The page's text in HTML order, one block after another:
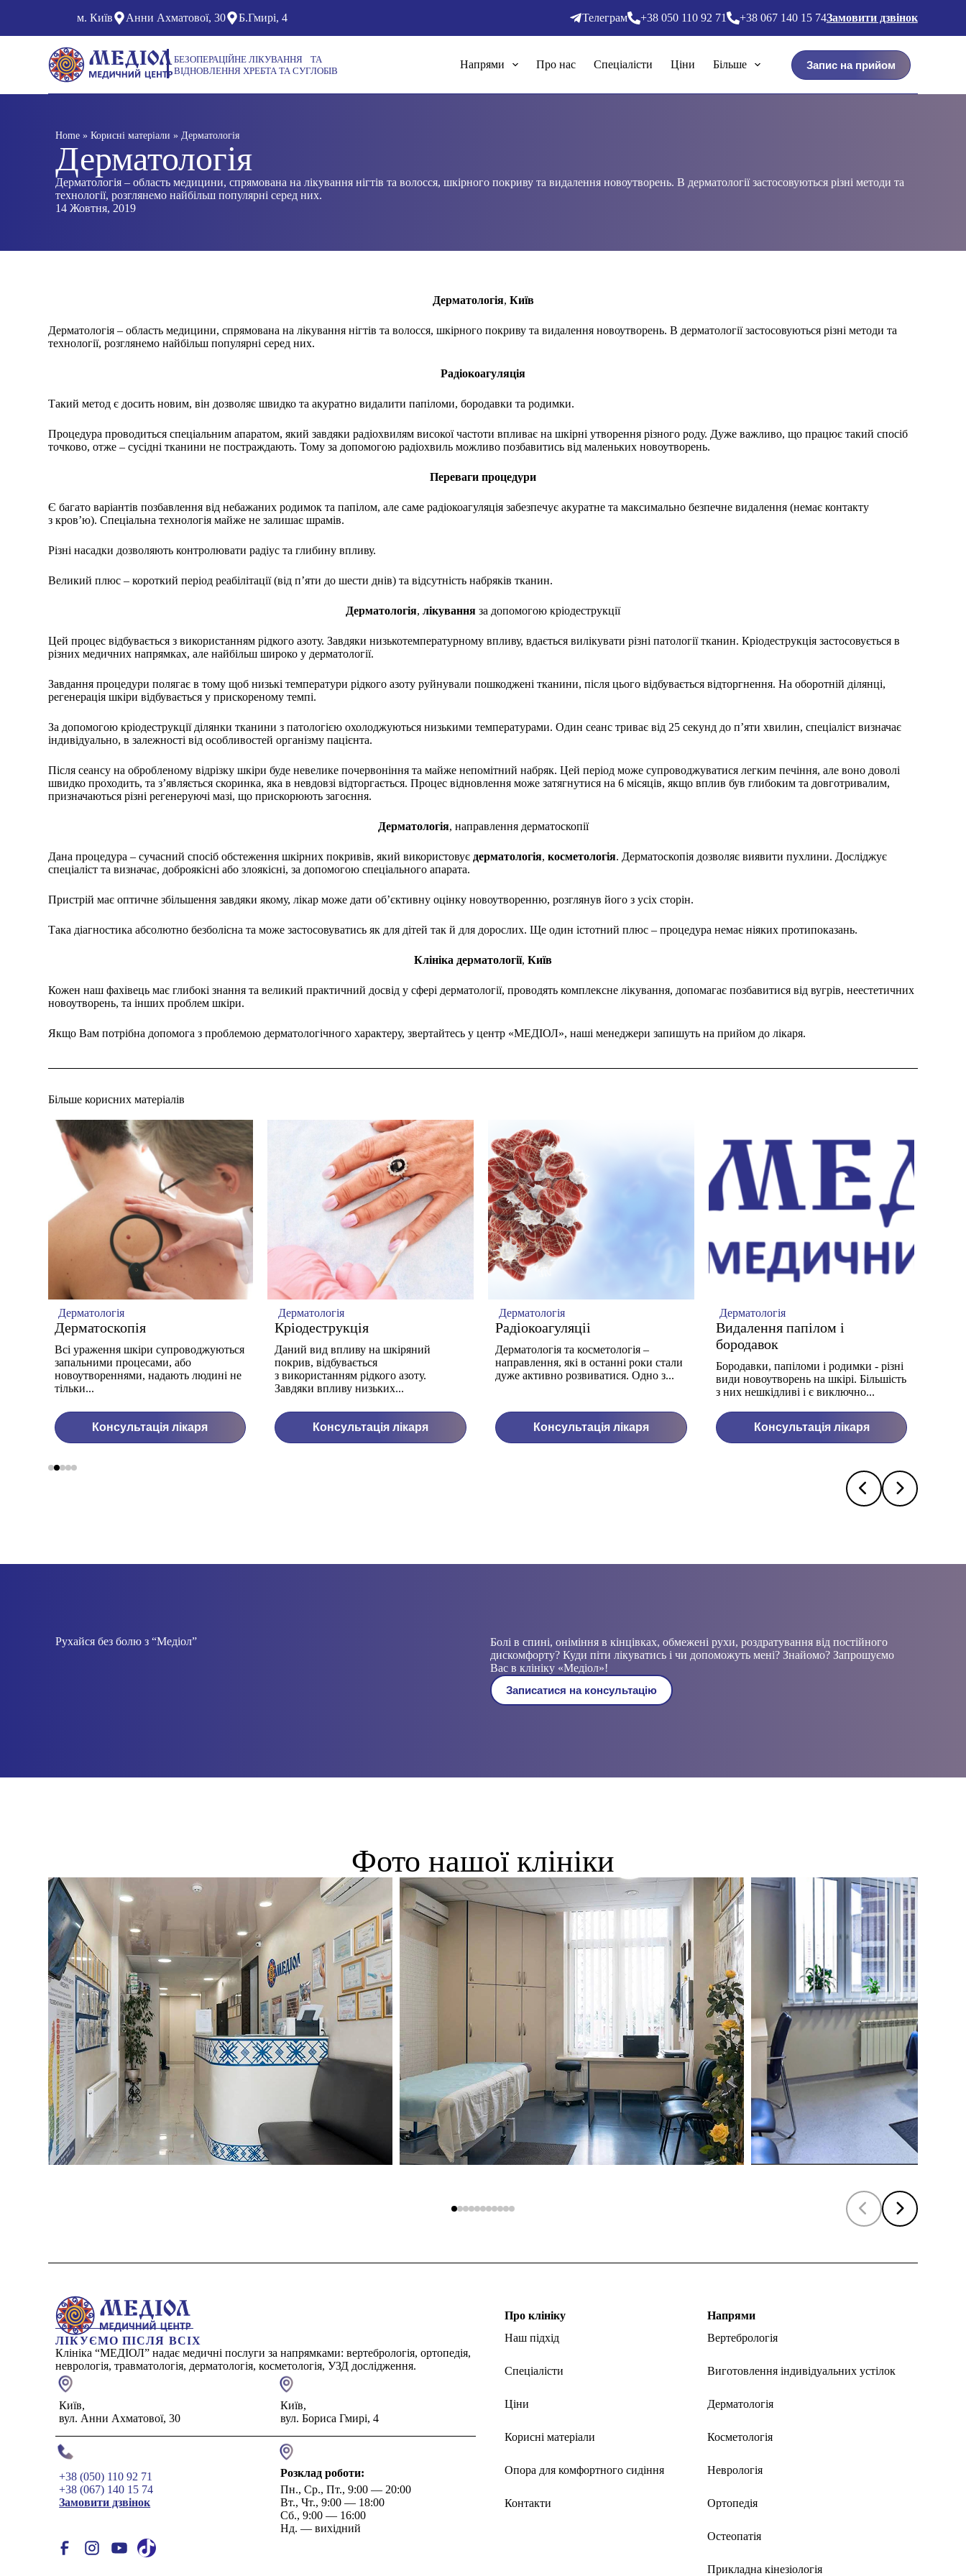
р
м. Київ Анни Ахматової, 30 Б.Гмирі, 4 Телеграм +38 050 110 92 71 +38 067 140 15 74Замовити дзвінок
БЕЗОПЕРАЦІЙНЕ ЛІКУВАННЯ ТА
ВІДНОВЛЕННЯ ХРЕБТА ТА СУГЛОБІВ
Напрями Про нас Спеціалісти Ціни Більше Запис на прийом
Home »Корисні матеріали »Дерматологія
Дерматологія
Дерматологія – область медицини, спрямована на лікування нігтів та волосся, шкірного покриву та видалення новоутворень. В дерматології застосовуються різні методи та
технології, розглянемо найбільш популярні серед них.
14 Жовтня, 2019
Дерматологія, Київ
Дерматологія – область медицини, спрямована на лікування нігтів та волосся, шкірного покриву та видалення новоутворень. В дерматології застосовуються різні методи та
технології, розглянемо найбільш популярні серед них.
Радіокоагуляція
Такий метод є досить новим, він дозволяє швидко та акуратно видалити папіломи, бородавки та родимки.
Процедура проводиться спеціальним апаратом, який завдяки радіохвилям високої частоти впливає на шкірні утворення різного роду. Дуже важливо, що працює такий спосіб
точково, отже – сусідні тканини не постраждають. Тому за допомогою радіохвиль можливо позбавитись від маленьких новоутворень.
Переваги процедури
Є багато варіантів позбавлення від небажаних родимок та папілом, але саме радіокоагуляція забезпечує акуратне та максимально безпечне видалення (немає контакту
з кров’ю). Спеціальна технологія майже не залишає шрамів.
Різні насадки дозволяють контролювати радіус та глибину впливу.
Великий плюс – короткий період реабілітації (від п’яти до шести днів) та відсутність набряків тканин.
Дерматологія, лікування за допомогою кріодеструкції
Цей процес відбувається з використанням рідкого азоту. Завдяки низькотемпературному впливу, вдається вилікувати різні патології тканин. Кріодеструкція застосовується в
різних медичних напрямках, але найбільш широко у дерматології.
Завдання процедури полягає в тому щоб низькі температури рідкого азоту руйнували пошкоджені тканини, після цього відбувається відторгнення. На оборотній ділянці,
регенерація шкіри відбувається у прискореному темпі.
За допомогою кріодеструкції ділянки тканини з патологією охолоджуються низькими температурами. Один сеанс триває від 25 секунд до п’яти хвилин, спеціаліст визначає
індивідуально, в залежності від особливостей організму пацієнта.
Після сеансу на обробленому відрізку шкіри буде невелике почервоніння та майже непомітний набряк. Цей період може супроводжуватися легким печіння, але воно доволі
швидко проходить, та з’являється скоринка, яка в невдовзі відторгається. Процес відновлення може затягнутися на 6 місяців, якщо вплив був глибоким та довготривалим,
призначаються різні регенеруючі мазі, що прискорюють загоєння.
Дерматологія, направлення дерматоскопії
Дана процедура – сучасний спосіб обстеження шкірних покривів, який використовує дерматологія,косметологія. Дерматоскопія дозволяє виявити пухлини. Досліджує
спеціаліст та визначає, доброякісні або злоякісні, за допомогою спеціального апарата.
Пристрій має оптичне збільшення завдяки якому, лікар може дати об’єктивну оцінку новоутворенню, розглянув його з усіх сторін.
Така діагностика абсолютно безболісна та може застосовуватись як для дітей так й для дорослих. Ще один істотний плюс – процедура немає ніяких протипоказань.
Клініка дерматології, Київ
Кожен наш фахівець має глибокі знання та великий практичний досвід у сфері дерматології, проводять комплексне лікування, допомагає позбавитися від вугрів, неестетичних
новоутворень, та інших проблем шкіри.
Якщо Вам потрібна допомога з проблемою дерматологічного характеру, звертайтесь у центр «МЕДІОЛ», наші менеджери запишуть на прийом до лікаря.
Більше корисних матеріалів
Дерматологія
Дерматоскопія
Всі ураження шкіри супроводжуються
запальними процесами, або
новоутвореннями, надають людині не
тільки...
Консультація лікаря
Дерматологія
Кріодеструкція
Даний вид впливу на шкіряний
покрив, відбувається
з використанням рідкого азоту.
Завдяки впливу низьких...
Консультація лікаря
Дерматологія
Радіокоагуляціі
Дерматологія та косметологія –
направлення, які в останні роки стали
дуже активно розвиватися. Одно з...
Консультація лікаря
Дерматологія
Видалення папілом і
бородавок
Бородавки, папіломи і родимки - різні
види новоутворень на шкірі. Більшість
з них нешкідливі і є виключно...
Консультація лікаря
Рухайся без болю з “Медіол”
Болі в спині, оніміння в кінцівках, обмежені рухи, роздратування від постійного
дискомфорту? Куди піти лікуватись і чи допоможуть мені? Знайомо? Запрошуємо
Вас в клініку «Медіол»!
Записатися на консультацію
Фото нашої клініки
ЛІКУЄМО ПІСЛЯ ВСІХ
Клініка “МЕДІОЛ” надає медичні послуги за напрямками: вертебрологія, ортопедія,
неврологія, травматологія, дерматологія, косметологія, УЗД дослідження.
Київ,
вул. Анни Ахматової, 30
Київ,
вул. Бориса Гмирі, 4
+38 (050) 110 92 71
+38 (067) 140 15 74
Замовити дзвінок
Розклад роботи:
Пн., Ср., Пт., 9:00 — 20:00
Вт., Чт., 9:00 — 18:00
Сб., 9:00 — 16:00
Нд. — вихідний
Про клініку
Наш підхід
Спеціалісти
Ціни
Корисні матеріали
Опора для комфортного сидіння
Контакти
Напрями
Вертебрологія
Виготовлення індивідуальних устілок
Дерматологія
Косметологія
Неврологія
Ортопедія
Остеопатія
Прикладна кінезіологія